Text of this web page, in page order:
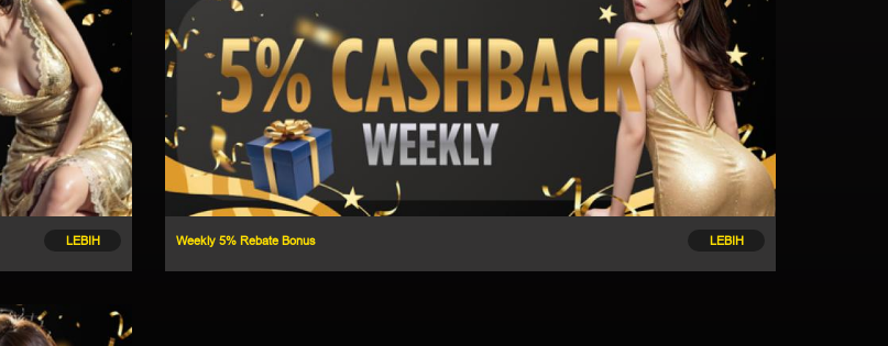
LEBIH Weekly 5% Rebate Bonus LEBIH